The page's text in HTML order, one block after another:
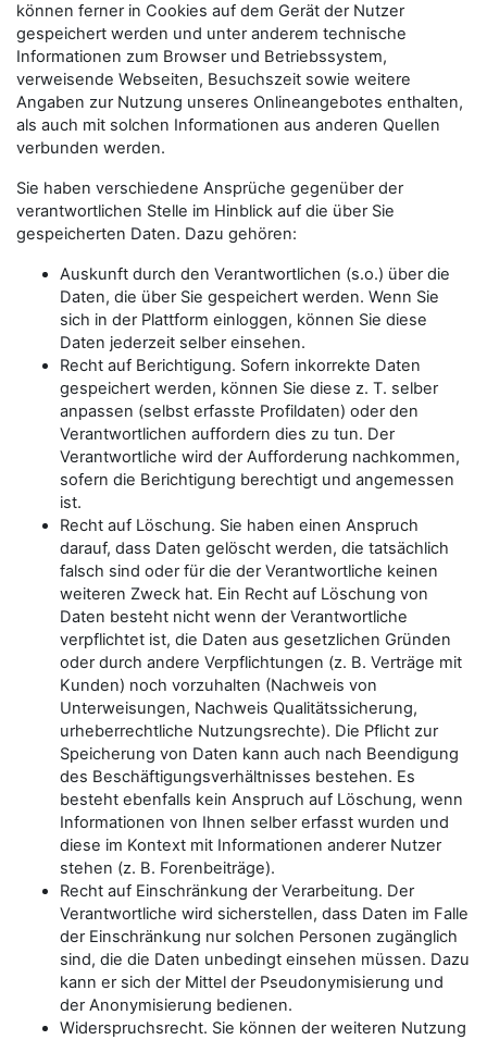
können ferner in Cookies auf dem Gerät der Nutzer
gespeichert werden und unter anderem technische
Informationen zum Browser und Betriebssystem,
verweisende Webseiten, Besuchszeit sowie weitere
Angaben zur Nutzung unseres Onlineangebotes enthalten,
als auch mit solchen Informationen aus anderen Quellen
verbunden werden.
Sie haben verschiedene Ansprüche gegenüber der
verantwortlichen Stelle im Hinblick auf die über Sie
gespeicherten Daten. Dazu gehören:
Auskunft durch den Verantwortlichen (s.o.) über die
Daten, die über Sie gespeichert werden. Wenn Sie
sich in der Plattform einloggen, können Sie diese
Daten jederzeit selber einsehen.
Recht auf Berichtigung. Sofern inkorrekte Daten
gespeichert werden, können Sie diese z. T. selber
anpassen (selbst erfasste Profildaten) oder den
Verantwortlichen auffordern dies zu tun. Der
Verantwortliche wird der Aufforderung nachkommen,
sofern die Berichtigung berechtigt und angemessen
ist.
Recht auf Löschung. Sie haben einen Anspruch
darauf, dass Daten gelöscht werden, die tatsächlich
falsch sind oder für die der Verantwortliche keinen
weiteren Zweck hat. Ein Recht auf Löschung von
Daten besteht nicht wenn der Verantwortliche
verpflichtet ist, die Daten aus gesetzlichen Gründen
oder durch andere Verpflichtungen (z. B. Verträge mit
Kunden) noch vorzuhalten (Nachweis von
Unterweisungen, Nachweis Qualitätssicherung,
urheberrechtliche Nutzungsrechte). Die Pflicht zur
Speicherung von Daten kann auch nach Beendigung
des Beschäftigungsverhältnisses bestehen. Es
besteht ebenfalls kein Anspruch auf Löschung, wenn
Informationen von Ihnen selber erfasst wurden und
diese im Kontext mit Informationen anderer Nutzer
stehen (z. B. Forenbeiträge).
Recht auf Einschränkung der Verarbeitung. Der
Verantwortliche wird sicherstellen, dass Daten im Falle
der Einschränkung nur solchen Personen zugänglich
sind, die die Daten unbedingt einsehen müssen. Dazu
kann er sich der Mittel der Pseudonymisierung und
der Anonymisierung bedienen.
Widerspruchsrecht. Sie können der weiteren Nutzung